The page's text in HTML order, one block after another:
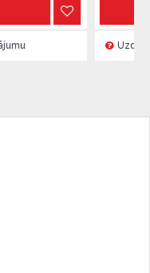
Uzdot jautājumu